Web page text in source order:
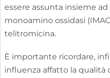
essere assunta insieme
monoamino ossidasi
telitromicina.
È importante ricordare,
influenza affatto la qualità